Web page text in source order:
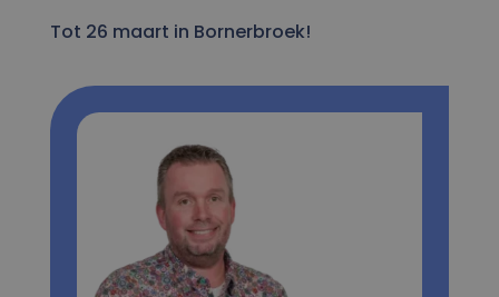
Tot 26 maart in Bornerbroek!